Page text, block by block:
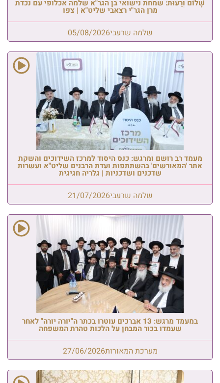
שָׁלוֹם וְרֵעוּת: שמחת נישואי בן הגר"א שלמה אכלופי עם נכדת
מרן הגר"י רצאבי שליט"א | צפו
שלמה שרעבי05/08/2026
מעמד רב רושם ומרגש: כנס היסוד למרכז השידוכים והשקת
אתר 'המאורשים' בהשתתפות ועדת הרבנים שליט"א ועשרות
שדכנים ושדכניות | גלריה חגיגית
שלמה שרעבי21/07/2026
במעמד מרגש: 13 אברכים עוטרו בכתר ה"יורה יורה" לאחר
שעמדו בכור המבחן על הלכות טהרת המשפחה
מערכת המאורות27/06/2026